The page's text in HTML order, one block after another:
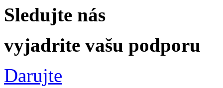
Sledujte nás
vyjadrite vašu podporu
Darujte